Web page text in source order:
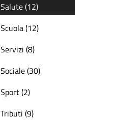
Salute (12)
Scuola (12)
Servizi (8)
Sociale (30)
Sport (2)
Tributi (9)